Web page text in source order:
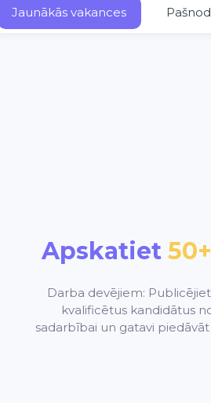
Jaunākās vakances
Apskatiet 50+
Darba devējiem:
kvalificētus kandidātus
sadarbībai un gatavi